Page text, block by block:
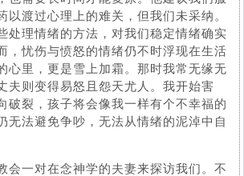
以渡过心理上的难关，但我们未采纳。
处理情绪的方法，对我们稳定情绪确实
，忧伤与愤怒的情绪仍不时浮现在生活
心里，更是雪上加霜。那时我常无缘无
夫则变得易怒且怨天尤人。我开始害
破裂，孩子将会像我一样有个不幸福的
无法避免争吵，无法从情绪的泥淖中自
会一对在念神学的夫妻来探访我们。不